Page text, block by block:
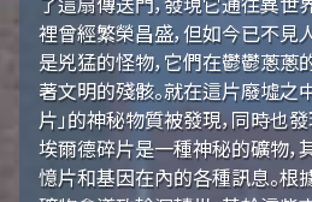
裡曾經繁榮昌盛，但如今已不見
是兇猛的怪物，它們在鬱鬱蔥蔥
著文明的殘骸。就在這片廢墟之
片」的神秘物質被發現，同時也
埃爾德碎片是一種神秘的礦物
憶片和基因在內的各種訊息。根